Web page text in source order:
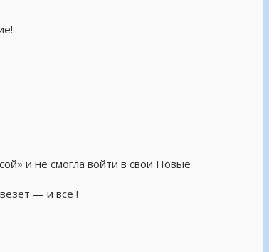
и не смогла войти в свои Новые
— и все !